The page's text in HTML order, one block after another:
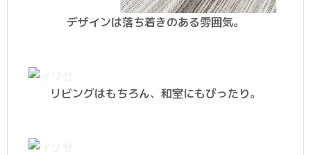
デザインは落ち着きのある雰囲気。
リビングはもちろん、和室にもぴったり。